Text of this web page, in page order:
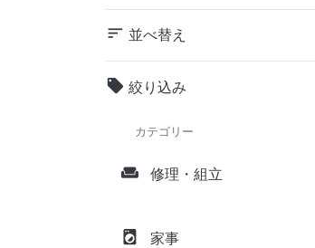
sort 並べ替え
local_offer 絞り込み
カテゴリー
weekend 修理・組立
local_laundry_service 家事